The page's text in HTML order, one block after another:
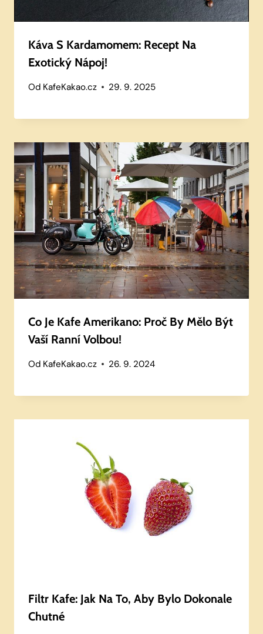
Káva S Kardamomem: Recept Na
Exotický Nápoj!
Od KafeKakao.cz 29. 9. 2025
Co Je Kafe Amerikano: Proč By Mělo Být
Vaší Ranní Volbou!
Od KafeKakao.cz 26. 9. 2024
Filtr Kafe: Jak Na To, Aby Bylo Dokonale
Chutné